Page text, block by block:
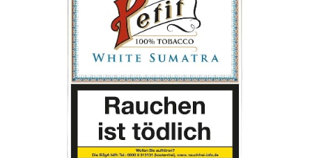
Оформление заказа
Табак на заказ